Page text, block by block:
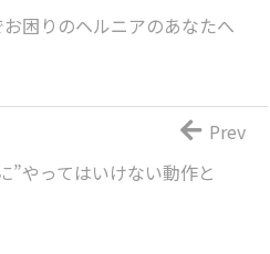
お困りのヘルニアのあなたへ
”やってはいけない動作と
Prev